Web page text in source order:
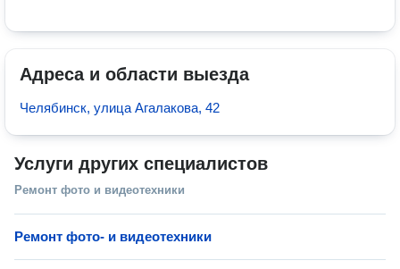
Адреса и области выезда
Челябинск, улица Агалакова, 42
Услуги других специалистов
Ремонт фото и видеотехники
Ремонт фото- и видеотехники